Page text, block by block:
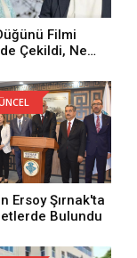
Filmi
Çekildi, Ne
Filmi
Kim,
Ne?
Ersoy Şırnak'ta
Bulundu